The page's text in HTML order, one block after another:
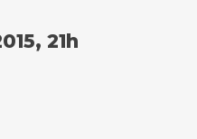
21h